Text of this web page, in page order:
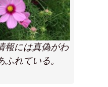
報には真偽がわ
れている。